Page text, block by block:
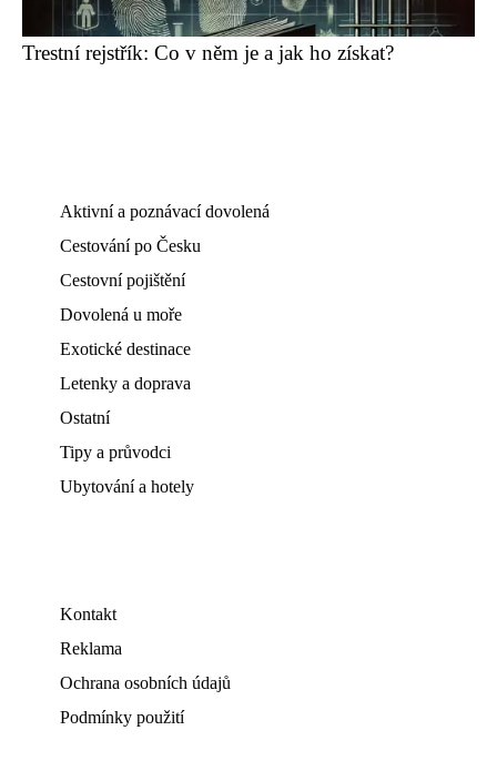
Trestní rejstřík: Co v něm je a jak ho získat?
Aktivní a poznávací dovolená
Cestování po Česku
Cestovní pojištění
Dovolená u moře
Exotické destinace
Letenky a doprava
Ostatní
Tipy a průvodci
Ubytování a hotely
Kontakt
Reklama
Ochrana osobních údajů
Podmínky použití